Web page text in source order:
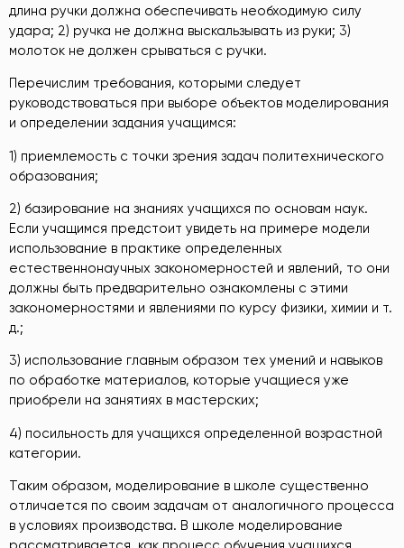
длина ручки должна обеспечивать необходимую силу
удара; 2) ручка не должна выскальзывать из руки; 3)
молоток не должен срываться с ручки.
Перечислим требования, которыми следует
руководствоваться при выборе объектов моделирования
и определении задания учащимся:
1) приемлемость с точки зрения задач политехнического
образования;
2) базирование на знаниях учащихся по основам наук.
Если учащимся предстоит увидеть на примере модели
использование в практике определенных
естественнонаучных закономерностей и явлений, то они
должны быть предварительно ознакомлены с этими
закономерностями и явлениями по курсу физики, химии и т.
д.;
3) использование главным образом тех умений и навыков
по обработке материалов, которые учащиеся уже
приобрели на занятиях в мастерских;
4) посильность для учащихся определенной возрастной
категории.
Таким образом, моделирование в школе существенно
отличается по своим задачам от аналогичного процесса
в условиях производства. В школе моделирование